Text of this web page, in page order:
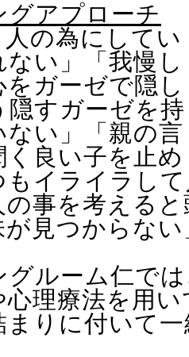
グアプローチ
人の為にしてい
い」「我慢し
ガーゼで隠し
すガーゼを持
い」「親の言
く良い子を止め
もイライラし
の事を考える
が見つからな
グルーム仁で
理療法を用
まりに付いて